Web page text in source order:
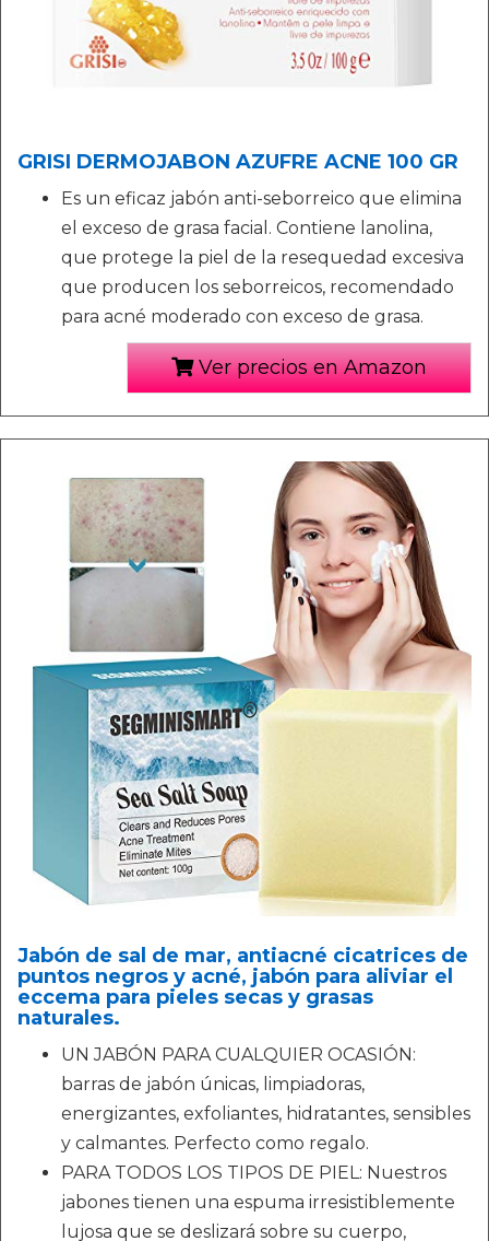
GRISI DERMOJABON AZUFRE ACNE 100 GR
Es un eficaz jabón anti-seborreico que elimina
el exceso de grasa facial. Contiene lanolina,
que protege la piel de la resequedad excesiva
que producen los seborreicos, recomendado
para acné moderado con exceso de grasa.
Ver precios en Amazon
Jabón de sal de mar, antiacné cicatrices de
puntos negros y acné, jabón para aliviar el
eccema para pieles secas y grasas
naturales.
UN JABÓN PARA CUALQUIER OCASIÓN:
barras de jabón únicas, limpiadoras,
energizantes, exfoliantes, hidratantes, sensibles
y calmantes. Perfecto como regalo.
PARA TODOS LOS TIPOS DE PIEL: Nuestros
jabones tienen una espuma irresistiblemente
lujosa que se deslizará sobre su cuerpo,